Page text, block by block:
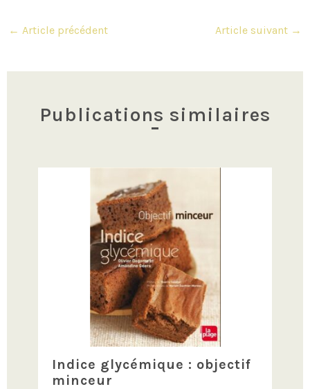
Navigation
articles
← Article précédent Article suivant →
Publications similaires
Indice glycémique : objectif
minceur